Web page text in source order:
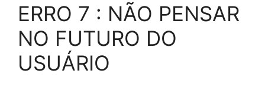
ERRO 7 : NÃO PENSAR
NO FUTURO DO
USUÁRIO